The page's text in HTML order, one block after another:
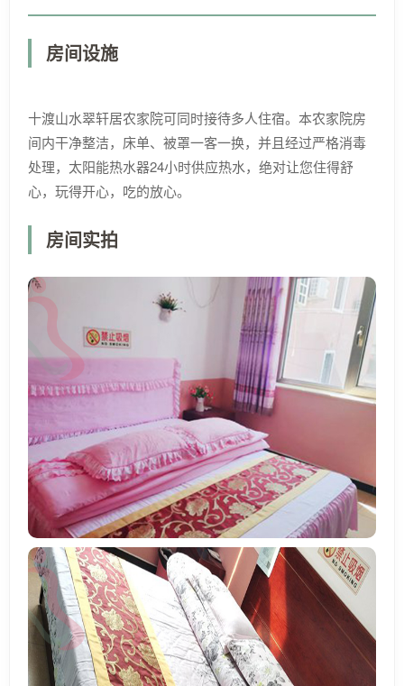
房间设施
十渡山水翠轩居农家院可同时接待多人住宿。本农家院房
间内干净整洁，床单、被罩一客一换，并且经过严格消毒
处理，太阳能热水器24小时供应热水，绝对让您住得舒
心，玩得开心，吃的放心。
房间实拍